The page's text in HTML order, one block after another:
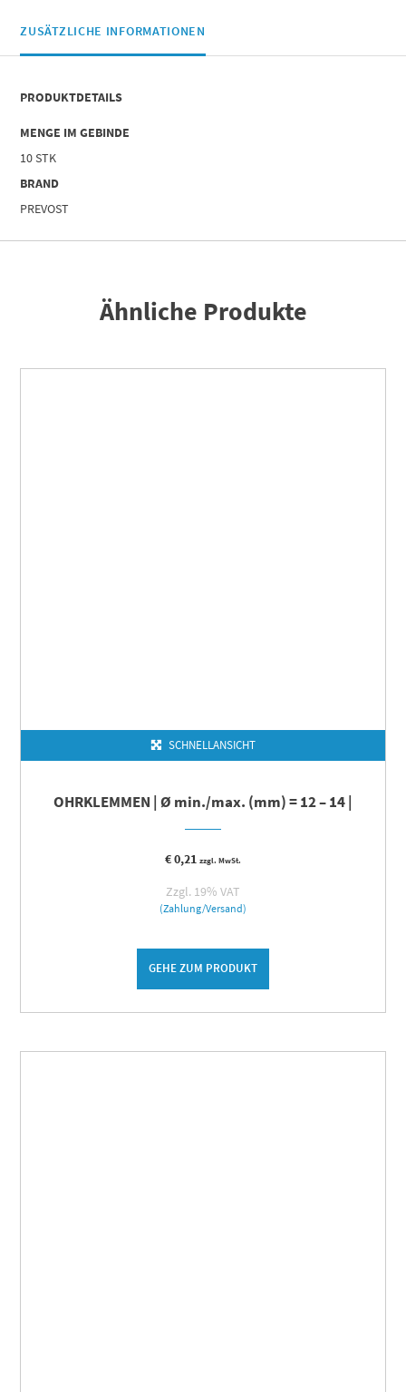
ZUSÄTZLICHE INFORMATIONEN
PRODUKTDETAILS
MENGE IM GEBINDE
10 STK
BRAND
PREVOST
Ähnliche Produkte
SCHNELLANSICHT
OHRKLEMMEN | Ø min./max. (mm) = 12 – 14 |
€0,21 zzgl. MwSt.
Zzgl. 19% VAT
(Zahlung/Versand)
GEHE ZUM PRODUKT